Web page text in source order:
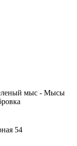
мыс - Мысы
54